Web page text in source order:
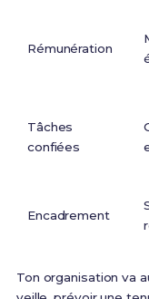
Rémunération
Tâches
confiées
Encadrement
Ton organisation va